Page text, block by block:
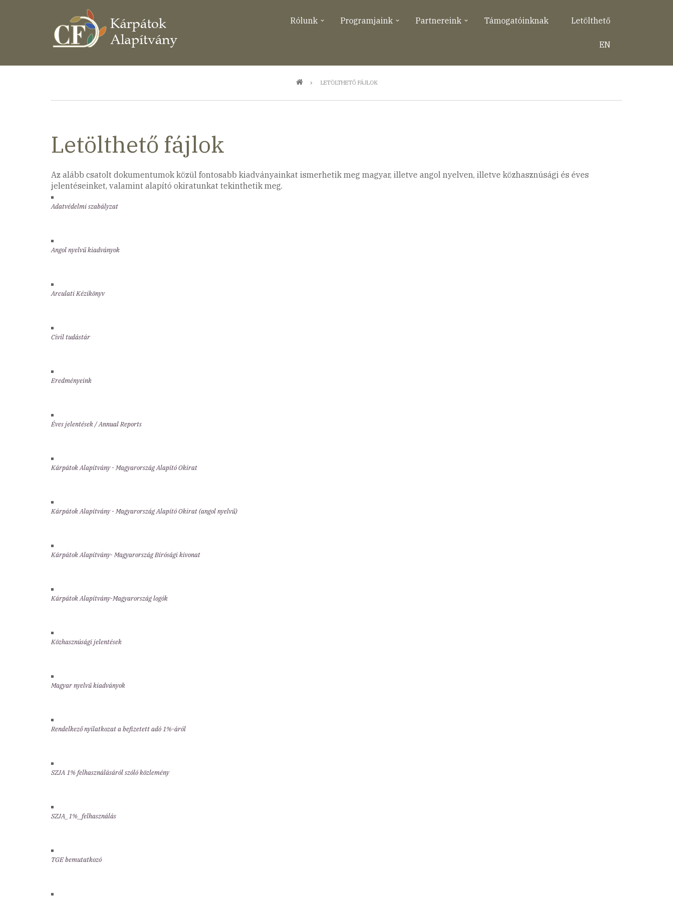
Rólunk Programjaink Partnereink Támogatóinknak Letölthető
EN
LETÖLTHETŐ FÁJLOK
Letölthető fájlok
Az alább csatolt dokumentumok közül fontosabb kiadványainkat ismerhetik meg magyar, illetve angol nyelven, illetve közhasznúsági és éves
jelentéseinket, valamint alapító okiratunkat tekinthetik meg.
Adatvédelmi szabályzat
Angol nyelvű kiadványok
Arculati Kézikönyv
Civil tudástár
Eredményeink
Éves jelentések / Annual Reports
Kárpátok Alapítvány - Magyarország Alapító Okirat
Kárpátok Alapítvány - Magyarország Alapító Okirat (angol nyelvű)
Kárpátok Alapítvány- Magyarország Bírósági kivonat
Kárpátok Alapítvány-Magyarország logók
Közhasznúsági jelentések
Magyar nyelvű kiadványok
Rendelkező nyilatkozat a befizetett adó 1%-áról
SZJA 1% felhasználásáról szóló közlemény
SZJA_1%_felhasználás
TGE bemutatkozó